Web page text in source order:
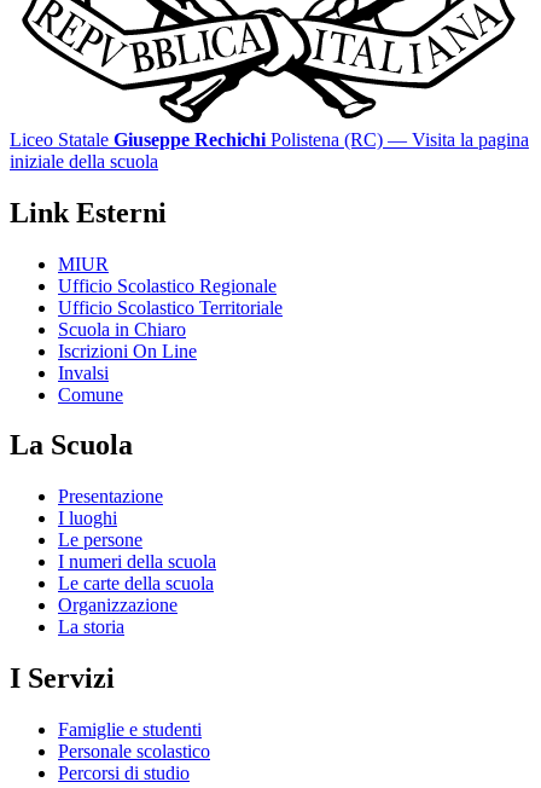
Liceo Statale Giuseppe Rechichi Polistena (RC) — Visita la pagina
iniziale della scuola
Link Esterni
MIUR
Ufficio Scolastico Regionale
Ufficio Scolastico Territoriale
Scuola in Chiaro
Iscrizioni On Line
Invalsi
Comune
La Scuola
Presentazione
I luoghi
Le persone
I numeri della scuola
Le carte della scuola
Organizzazione
La storia
I Servizi
Famiglie e studenti
Personale scolastico
Percorsi di studio